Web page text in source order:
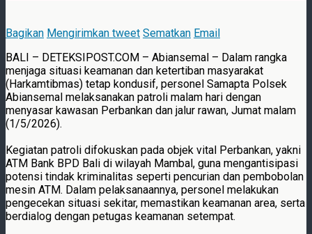
Bagikan Mengirimkan tweet Sematkan Email
BALI – DETEKSIPOST.COM – Abiansemal – Dalam rangka
menjaga situasi keamanan dan ketertiban masyarakat
(Harkamtibmas) tetap kondusif, personel Samapta Polsek
Abiansemal melaksanakan patroli malam hari dengan
menyasar kawasan Perbankan dan jalur rawan, Jumat malam
(1/5/2026).
Kegiatan patroli difokuskan pada objek vital Perbankan, yakni
ATM Bank BPD Bali di wilayah Mambal, guna mengantisipasi
potensi tindak kriminalitas seperti pencurian dan pembobolan
mesin ATM. Dalam pelaksanaannya, personel melakukan
pengecekan situasi sekitar, memastikan keamanan area, serta
berdialog dengan petugas keamanan setempat.